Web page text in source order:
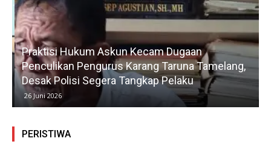
Praktisi Hukum Askun Kecam Dugaan
Penculikan Pengurus Karang Taruna Tamelang,
Desak Polisi Segera Tangkap Pelaku
26 Juni 2026
PERISTIWA